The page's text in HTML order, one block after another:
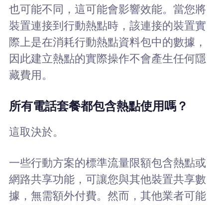
也可能不同，這可能會影響效能。當您將
裝置連接到行動熱點時，該連接的裝置實
際上是在消耗行動熱點資料包中的數據，
因此建立熱點的實際操作不會產生任何隱
藏費用。
所有電話套餐都包含熱點使用嗎？
這取決於。
一些行動方案的標準流量限額包含熱點或
網路共享功能，可讓您與其他裝置共享數
據，無需額外付費。然而，其他業者可能